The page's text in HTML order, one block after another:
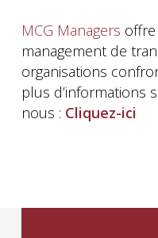
MCG Managers
management de
organisations
plus d’informations
nous : Cliquez-ici